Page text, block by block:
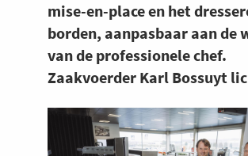
mise-en-place en het
borden, aanpasbaar aan de
van de professionele chef.
Zaakvoerder Karl Bossuyt